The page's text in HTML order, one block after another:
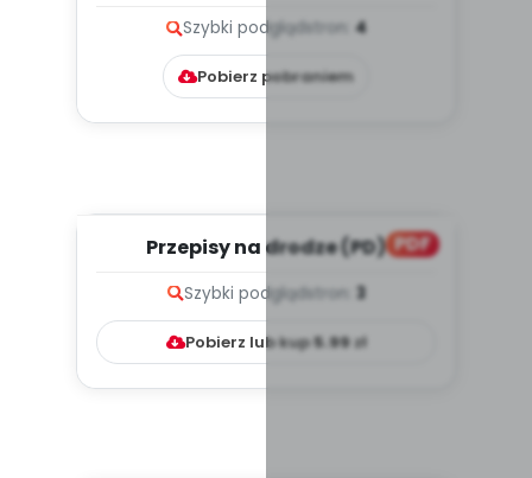
Szybki podgląd stron: 4
Pobierz pobraniem
PDF
Przepisy na drodze (PD)
Szybki podglądstron: 3
Pobierz lub kup5.99zł